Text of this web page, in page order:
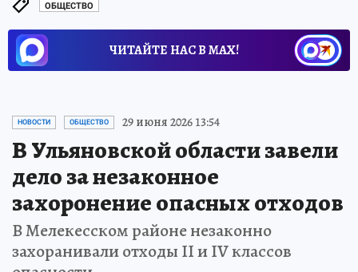
ОБЩЕСТВО
ЧИТАЙТЕ НАС В МАХ!
НОВОСТИ ОБЩЕСТВО 29 июня 2026 13:54
В Ульяновской области завели
дело за незаконное
захоронение опасных отходов
В Мелекесском районе незаконно
захоранивали отходы II и IV классов